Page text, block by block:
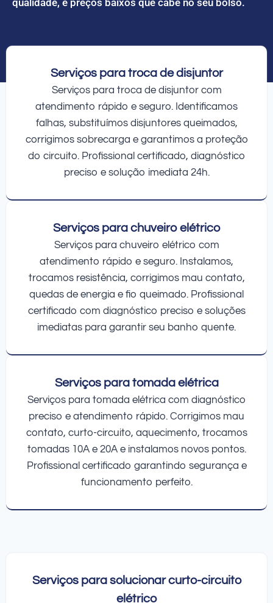
Serviços para troca de disjuntor
Serviços para troca de disjuntor com
atendimento rápido e seguro. Identificamos
falhas, substituímos disjuntores queimados,
corrigimos sobrecarga e garantimos a proteção
do circuito. Profissional certificado, diagnóstico
preciso e solução imediata 24h.
Serviços para chuveiro elétrico
Serviços para chuveiro elétrico com
atendimento rápido e seguro. Instalamos,
trocamos resistência, corrigimos mau contato,
quedas de energia e fio queimado. Profissional
certificado com diagnóstico preciso e soluções
imediatas para garantir seu banho quente.
Serviços para tomada elétrica
Serviços para tomada elétrica com diagnóstico
preciso e atendimento rápido. Corrigimos mau
contato, curto-circuito, aquecimento, trocamos
tomadas 10A e 20A e instalamos novos pontos.
Profissional certificado garantindo segurança e
funcionamento perfeito.
Serviços para solucionar curto-circuito
elétrico